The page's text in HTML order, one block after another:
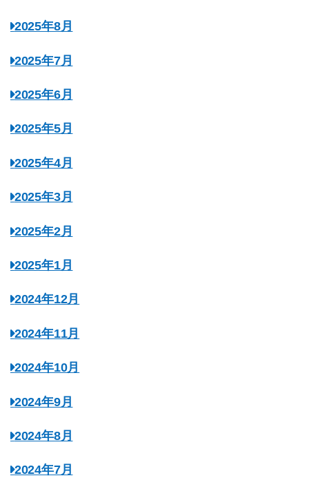
2025年8月
2025年7月
2025年6月
2025年5月
2025年4月
2025年3月
2025年2月
2025年1月
2024年12月
2024年11月
2024年10月
2024年9月
2024年8月
2024年7月